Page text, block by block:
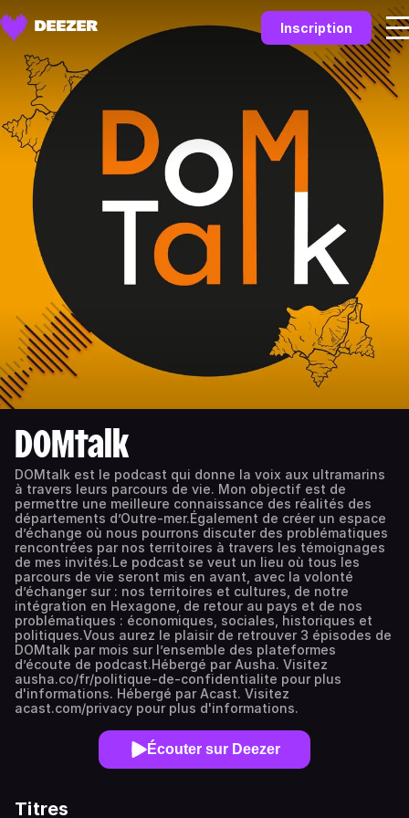
Inscription
DOMtalk
DOMtalk est le podcast qui donne la voix aux ultramarins
à travers leurs parcours de vie. Mon objectif est de
permettre une meilleure connaissance des réalités des
départements d’Outre-mer.Également de créer un espace
d’échange où nous pourrons discuter des problématiques
rencontrées par nos territoires à travers les témoignages
de mes invités.Le podcast se veut un lieu où tous les
parcours de vie seront mis en avant, avec la volonté
d’échanger sur : nos territoires et cultures, de notre
intégration en Hexagone, de retour au pays et de nos
problématiques : économiques, sociales, historiques et
politiques.Vous aurez le plaisir de retrouver 3 épisodes de
DOMtalk par mois sur l’ensemble des plateformes
d’écoute de podcast.Hébergé par Ausha. Visitez
ausha.co/fr/politique-de-confidentialite pour plus
d'informations. Hébergé par Acast. Visitez
acast.com/privacy pour plus d'informations.
Écouter sur Deezer
Titres